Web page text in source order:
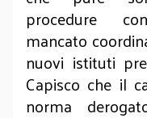
procedure
mancato
nuovi istituti
Capisco che il
norma